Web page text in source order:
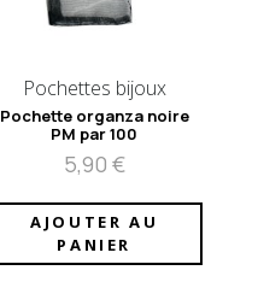
Pochettes bijoux
Pochette organza noire
PM par 100
5,90 €
AJOUTER AU
PANIER